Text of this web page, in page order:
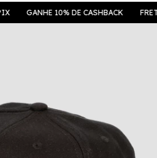
GANHE 10% DE CASHBACK FRETE